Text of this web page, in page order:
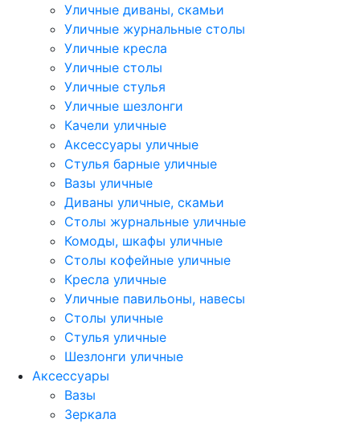
Уличные диваны, скамьи
Уличные журнальные столы
Уличные кресла
Уличные столы
Уличные стулья
Уличные шезлонги
Качели уличные
Аксессуары уличные
Стулья барные уличные
Вазы уличные
Диваны уличные, скамьи
Столы журнальные уличные
Комоды, шкафы уличные
Столы кофейные уличные
Кресла уличные
Уличные павильоны, навесы
Столы уличные
Стулья уличные
Шезлонги уличные
Аксессуары
Вазы
Зеркала